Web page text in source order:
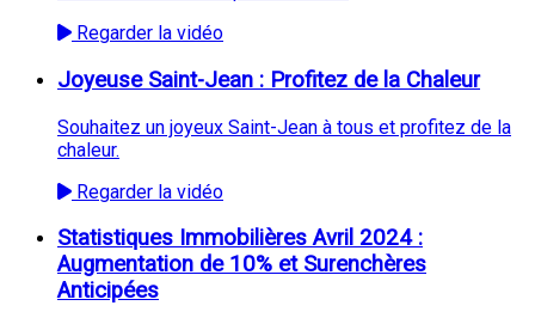
Regarder la vidéo
Joyeuse Saint-Jean : Profitez de la Chaleur
Souhaitez un joyeux Saint-Jean à tous et profitez de la
chaleur.
Regarder la vidéo
Statistiques Immobilières Avril 2024 :
Augmentation de 10% et Surenchères
Anticipées